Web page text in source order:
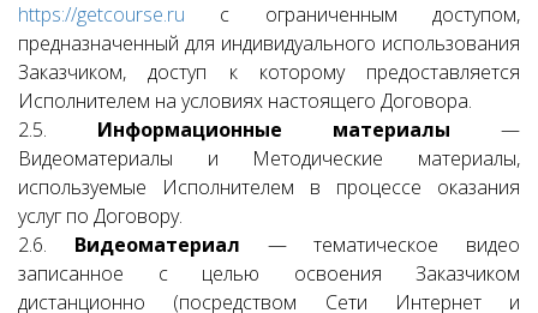
https://getcourse.ru с ограниченным доступом,
предназначенный для индивидуального использования
Заказчиком, доступ к которому предоставляется
Исполнителем на условиях настоящего Договора.
2.5. Информационные материалы
—
Видеоматериалы и Методические материалы,
используемые Исполнителем в процессе оказания
услуг по Договору.
2.6. Видеоматериал — тематическое видео
записанное с целью освоения Заказчиком
дистанционно (посредством Сети Интернет и